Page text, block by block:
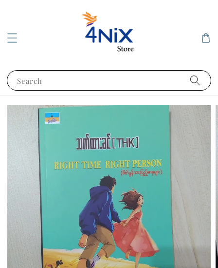
Search